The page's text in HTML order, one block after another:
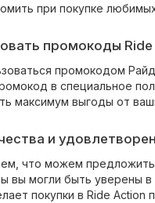
при покупке
промокоды
промокодом
в специальное
максимум выгоды от
и
что можем предложить
вы могли быть уверены
покупки в Ride Action